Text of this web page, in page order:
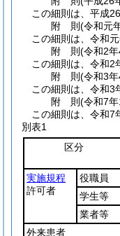
この細則は、平成
附 則(令和元
この細則は、令和
附 則(令和2
この細則は、令和2
附 則(令和3
この細則は、令和3
附 則(令和7
この細則は、令和7
別表1
区分
実施規程
許可者
役職員
学生等
業者等
外来患者